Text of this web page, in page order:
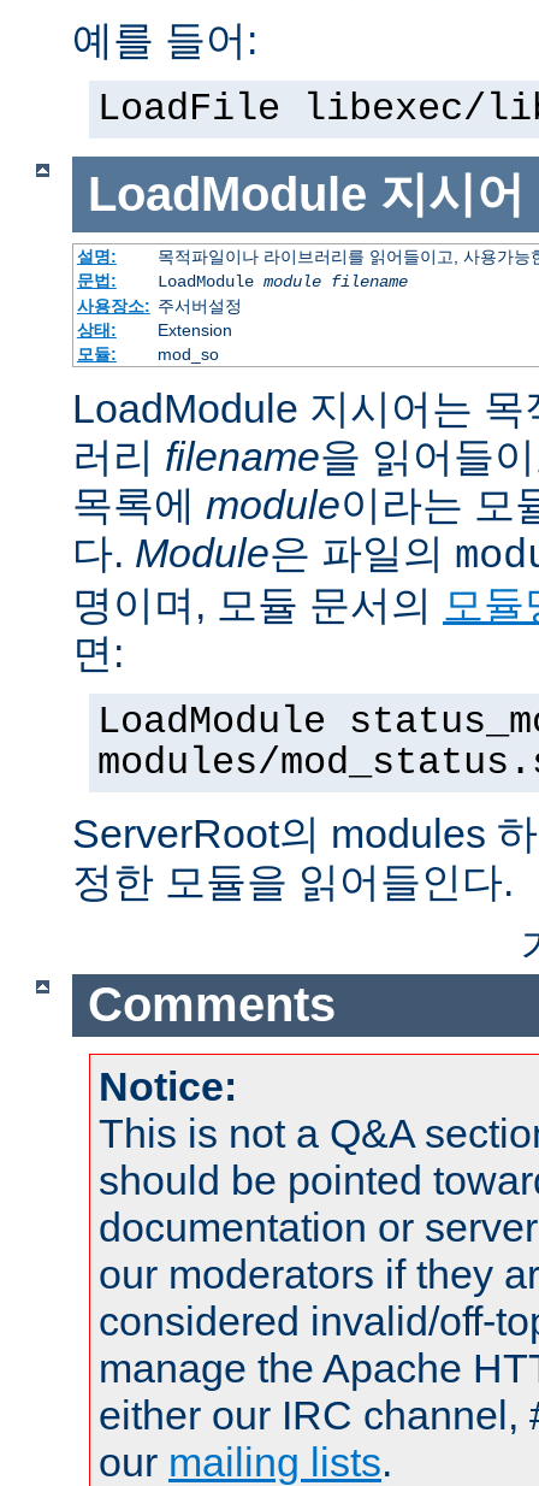
예를 들어:
LoadFile libexec/
LoadModule 지시어
설명:
목적파일이나 라이브러리를 읽어들이고, 사용가능
문법:
LoadModule module filename
사용장소: 주서버설정
상태:
Extension
모듈:
mod_so
LoadModule 지시어는
러리 filename을 읽어들
목록에 module이라는 모
다. Module은 파일의
명이며, 모듈 문서의 모듈
면:
LoadModule
modules/
ServerRoot의 modules
정한 모듈을 읽어들인다.
Comments
Notice:
This is not a Q&A
should be pointed
documentation or
our moderators if they
considered invalid/off-
manage the Apache
either our IRC channel,
our mailing lists.